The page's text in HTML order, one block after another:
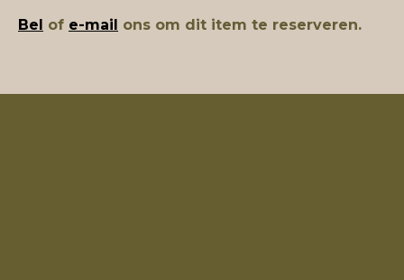
Bel of e-mail ons om dit item te reserveren.